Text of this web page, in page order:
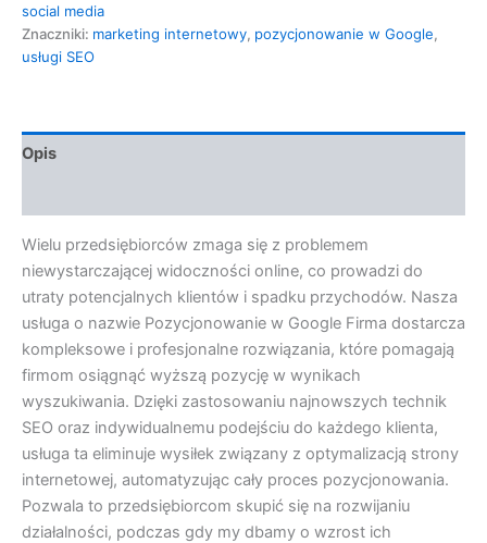
social media
Znaczniki: marketing internetowy, pozycjonowanie w Google,
usługi SEO
Opis
Wielu przedsiębiorców zmaga się z problemem
niewystarczającej widoczności online, co prowadzi do
utraty potencjalnych klientów i spadku przychodów. Nasza
usługa o nazwie Pozycjonowanie w Google Firma dostarcza
kompleksowe i profesjonalne rozwiązania, które pomagają
firmom osiągnąć wyższą pozycję w wynikach
wyszukiwania. Dzięki zastosowaniu najnowszych technik
SEO oraz indywidualnemu podejściu do każdego klienta,
usługa ta eliminuje wysiłek związany z optymalizacją strony
internetowej, automatyzując cały proces pozycjonowania.
Pozwala to przedsiębiorcom skupić się na rozwijaniu
działalności, podczas gdy my dbamy o wzrost ich